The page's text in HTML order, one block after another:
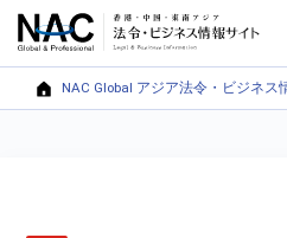
NAC Global アジア法令・ビジネス